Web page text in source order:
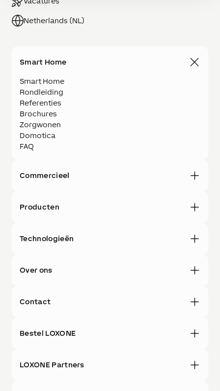
Netherlands (NL)
Smart Home
Smart Home
Rondleiding
Referenties
Brochures
Zorgwonen
Domotica
FAQ
Commercieel
Producten
Technologieën
Over ons
Contact
Bestel LOXONE
LOXONE Partners